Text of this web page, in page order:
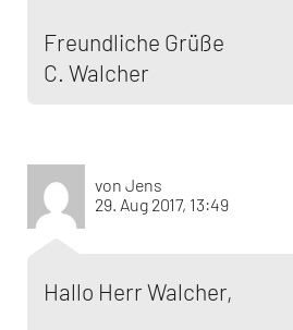
Freundliche Grüße
C. Walcher
von Jens
29. Aug 2017, 13:49
Hallo Herr Walcher,